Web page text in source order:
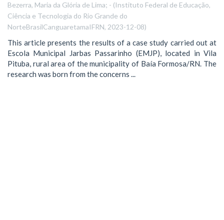
Bezerra, Maria da Glória de Lima; - (Instituto Federal de Educação,
Ciência e Tecnologia do Rio Grande do
NorteBrasilCanguaretamaIFRN, 2023-12-08)
This article presents the results of a case study carried out at
Escola Municipal Jarbas Passarinho (EMJP), located in Vila
Pituba, rural area of the municipality of Baía Formosa/RN. The
research was born from the concerns ...